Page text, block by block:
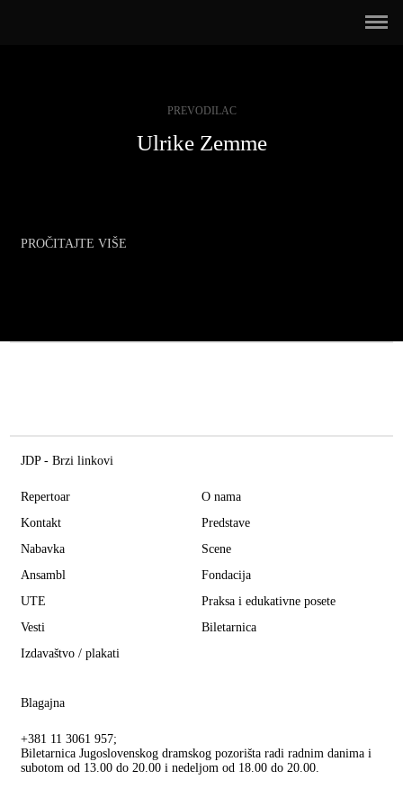
PREVODILAC
Ulrike Zemme
PROČITAJTE VIŠE
JDP - Brzi linkovi
Repertoar
O nama
Kontakt
Predstave
Nabavka
Scene
Ansambl
Fondacija
UTE
Praksa i edukativne posete
Vesti
Biletarnica
Izdavaštvo / plakati
Blagajna
+381 11 3061 957;
Biletarnica Jugoslovenskog dramskog pozorišta radi radnim danima i
subotom od 13.00 do 20.00 i nedeljom od 18.00 do 20.00.